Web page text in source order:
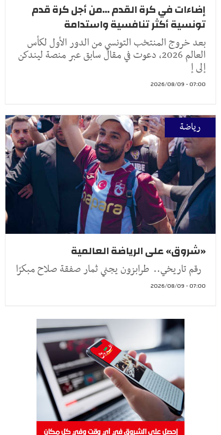
إضاءات في كرة القدم ...من أجل كرة قدم
تونسية أكثر تنافسية واستدامة
بعد خروج المنتخب التونسي من الدور الأول لكأس
العالم 2026، دعوت في مقال سابق عبر منصة ليندكن
إلى إ
07:00 - 2026/08/09
رياضة
«شروق» على الرياضة العالمية
رقم تاريخي.. طرابزون يجني ثمار صفقة صلاح مبكرًا
07:00 - 2026/08/09